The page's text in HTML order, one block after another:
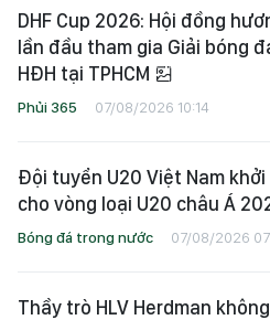
DHF Cup 2026: Hội đồng
lần đầu tham gia Giải bóng
HĐH tại TPHCM
Phủi 365 07/08/2026 10:14
Đội tuyển U20 Việt Nam
cho vòng loại U20 châu Á
Bóng đá trong nước 07/08/2026
Thầy trò HLV Herdman